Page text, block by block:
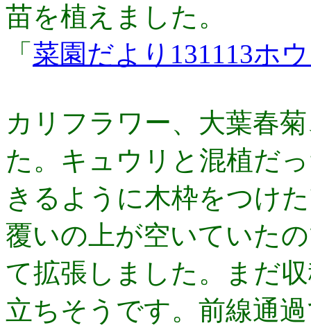
苗を植えました。
「 菜園だより131113ホ
カリフラワー、大葉春
た。キュウリと混植だ
きるように木枠をつけ
覆いの上が空いていた
て拡張しました。まだ
立ちそうです。前線通